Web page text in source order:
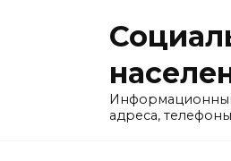
адреса, телефоны